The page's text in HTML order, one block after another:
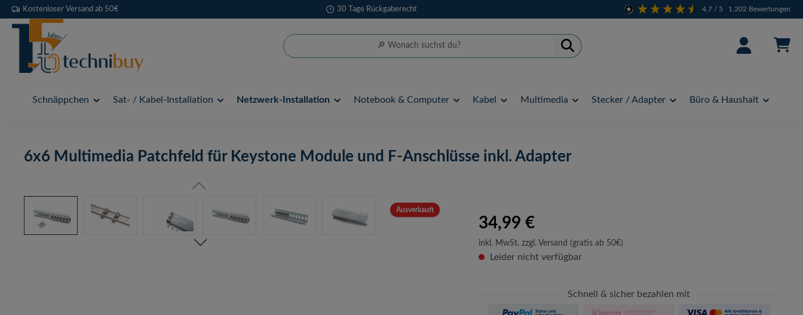
Hauptinhalt springen
Zur Suche springen
Zur Hauptnavigation springen
Kostenloser Versand ab 50€ 30 Tage Rückgaberecht 4,7 / 5 1.202 Bewertungen
Schnäppchen Sat- / Kabel-Installation Netzwerk-Installation Notebook & Computer Kabel Multimedia Stecker / Adapter Büro & Haushalt
6x6 Multimedia Patchfeld für Keystone Module und F-Anschlüsse inkl. Adapter
Bildergalerie überspringen
Ausverkauft
34,99 €
inkl. MwSt. zzgl. Versand (gratis ab 50€)
Leider nicht verfügbar
Schnell & sicher bezahlen mit